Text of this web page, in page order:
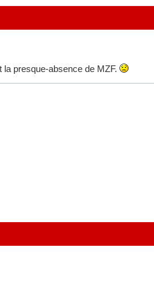
presque-absence de MZF.